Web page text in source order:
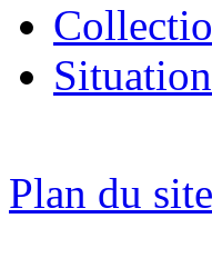
Plan du site